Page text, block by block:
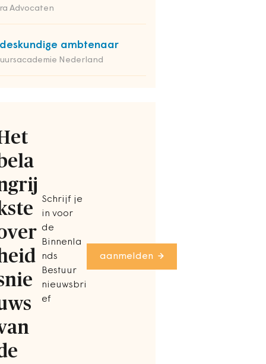
Advocaten
ambtenaar
Nederland
Schrijf je
in voor
de
Binnenla
nds
Bestuur
nieuwsbri
ef
aanmelden